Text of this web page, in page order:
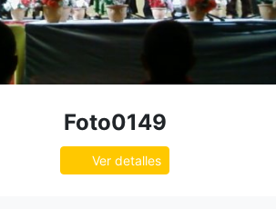
Foto0149
Ver detalles